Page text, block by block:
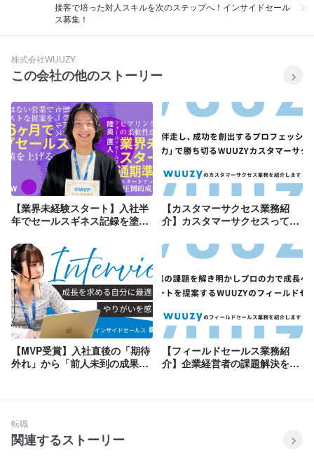
接客で培った対人スキルを次のステップへ！インサイドセール
ス募集！
株式会社WUUZY
この会社の他のストーリー
【業界未経験スタート】入社半
年でセールスギネス記録を塗り
【カスタマーサクセス業務紹
介】カスタマーサクセスって何
ジェクトを成功に導くプロフェ
ッショナル
【MVP受賞】入社直後の「期待
外れ」から「前人未到の成果」
【フィールドセールス業務紹
介】企業経営者の課題解決を
転職
関連するストーリー